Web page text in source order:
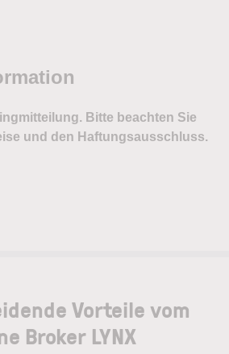
Vorteile vom
Broker LYNX